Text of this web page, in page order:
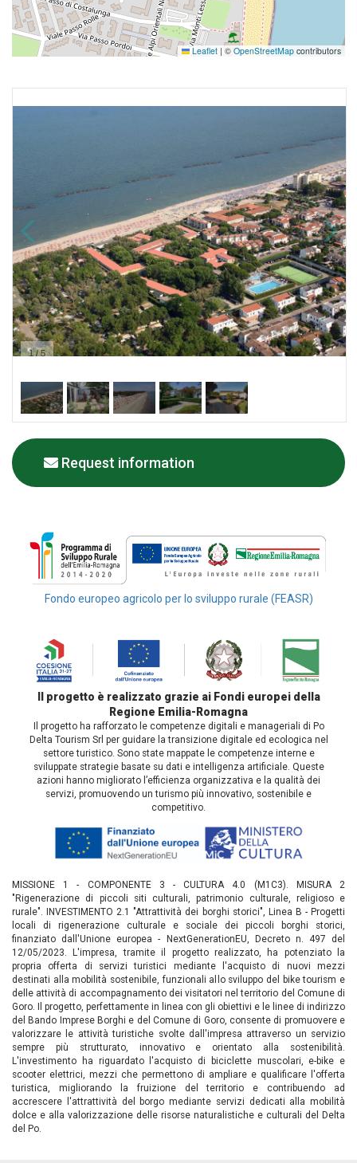
Leaflet | © OpenStreetMap contributors
1/5
Request information
Fondo europeo agricolo per lo sviluppo rurale (FEASR)
Il progetto è realizzato grazie ai Fondi europei della
Regione Emilia-Romagna
Il progetto ha rafforzato le competenze digitali e manageriali di Po
Delta Tourism Srl per guidare la transizione digitale ed ecologica nel
settore turistico. Sono state mappate le competenze interne e
sviluppate strategie basate su dati e intelligenza artificiale. Queste
azioni hanno migliorato l’efficienza organizzativa e la qualità dei
servizi, promuovendo un turismo più innovativo, sostenibile e
competitivo.
MISSIONE 1 - COMPONENTE 3 - CULTURA 4.0 (M1C3). MISURA 2
"Rigenerazione di piccoli siti culturali, patrimonio culturale, religioso e
rurale". INVESTIMENTO 2.1 "Attrattività dei borghi storici", Linea B - Progetti
locali di rigenerazione culturale e sociale dei piccoli borghi storici,
finanziato dall'Unione europea - NextGenerationEU, Decreto n. 497 del
12/05/2023. L'impresa, tramite il progetto realizzato, ha potenziato la
propria offerta di servizi turistici mediante l'acquisto di nuovi mezzi
destinati alla mobilità sostenibile, funzionali allo sviluppo del bike tourism e
delle attività di accompagnamento dei visitatori nel territorio del Comune di
Goro. Il progetto, perfettamente in linea con gli obiettivi e le linee di indirizzo
del Bando Imprese Borghi e del Comune di Goro, consente di promuovere e
valorizzare le attività turistiche svolte dall'impresa attraverso un servizio
sempre più strutturato, innovativo e orientato alla sostenibilità.
L'investimento ha riguardato l'acquisto di biciclette muscolari, e-bike e
scooter elettrici, mezzi che permettono di ampliare e qualificare l'offerta
turistica, migliorando la fruizione del territorio e contribuendo ad
accrescere l'attrattività del borgo mediante servizi dedicati alla mobilità
dolce e alla valorizzazione delle risorse naturalistiche e culturali del Delta
del Po.